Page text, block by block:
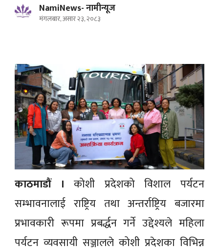
NamiNews- नामीन्यूज
मंगलबार, असार २३, २०८३
काठमाडौं ।कोशी प्रदेशको विशाल पर्यटन
सम्भावनालाई राष्ट्रिय तथा अन्तर्राष्ट्रिय बजारमा
प्रभावकारी रूपमा प्रबर्द्धन गर्ने उद्देश्यले महिला
पर्यटन व्यवसायी सञ्जालले कोशी प्रदेशका विभिन्न